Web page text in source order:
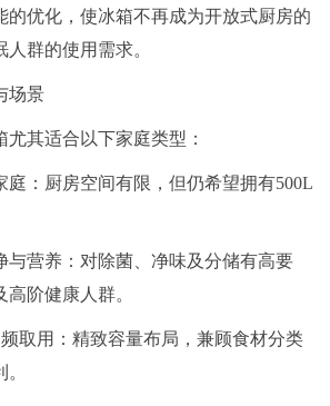
的优化，使冰箱不再成为开放式厨房的
群的使用需求。
场景
尤其适合以下家庭类型：
庭：厨房空间有限，但仍希望拥有500L
与营养：对除菌、净味及分储有高要
阶健康人群。
取用：精致容量布局，兼顾食材分类